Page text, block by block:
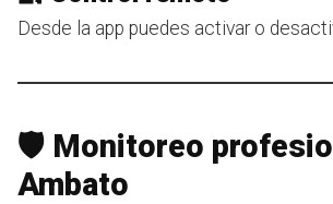
Desde la app puedes activar o
🛡️ Monitoreo
Ambato